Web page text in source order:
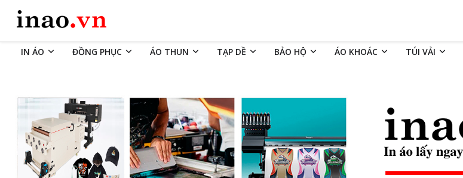
IN ÁO ĐỒNG PHỤC ÁO THUN TẠP DỀ BẢO HỘ ÁO KHOÁC TÚI VẢI